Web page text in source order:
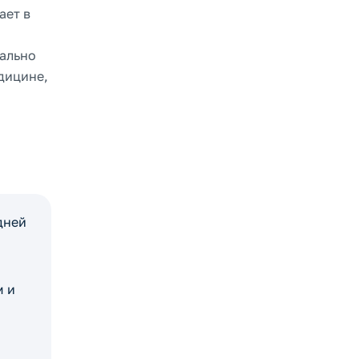
в
и